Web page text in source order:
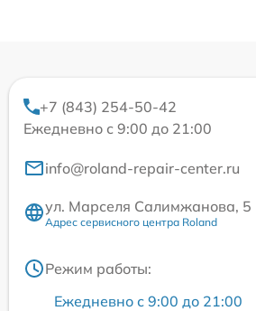
+7 (843) 254-50-42
Ежедневно с 9:00 до 21:00
info@roland-repair-center.ru
ул. Марселя Салимжанова, 5
Адрес сервисного центра Roland
Режим работы:
Ежедневно с 9:00 до 21:00